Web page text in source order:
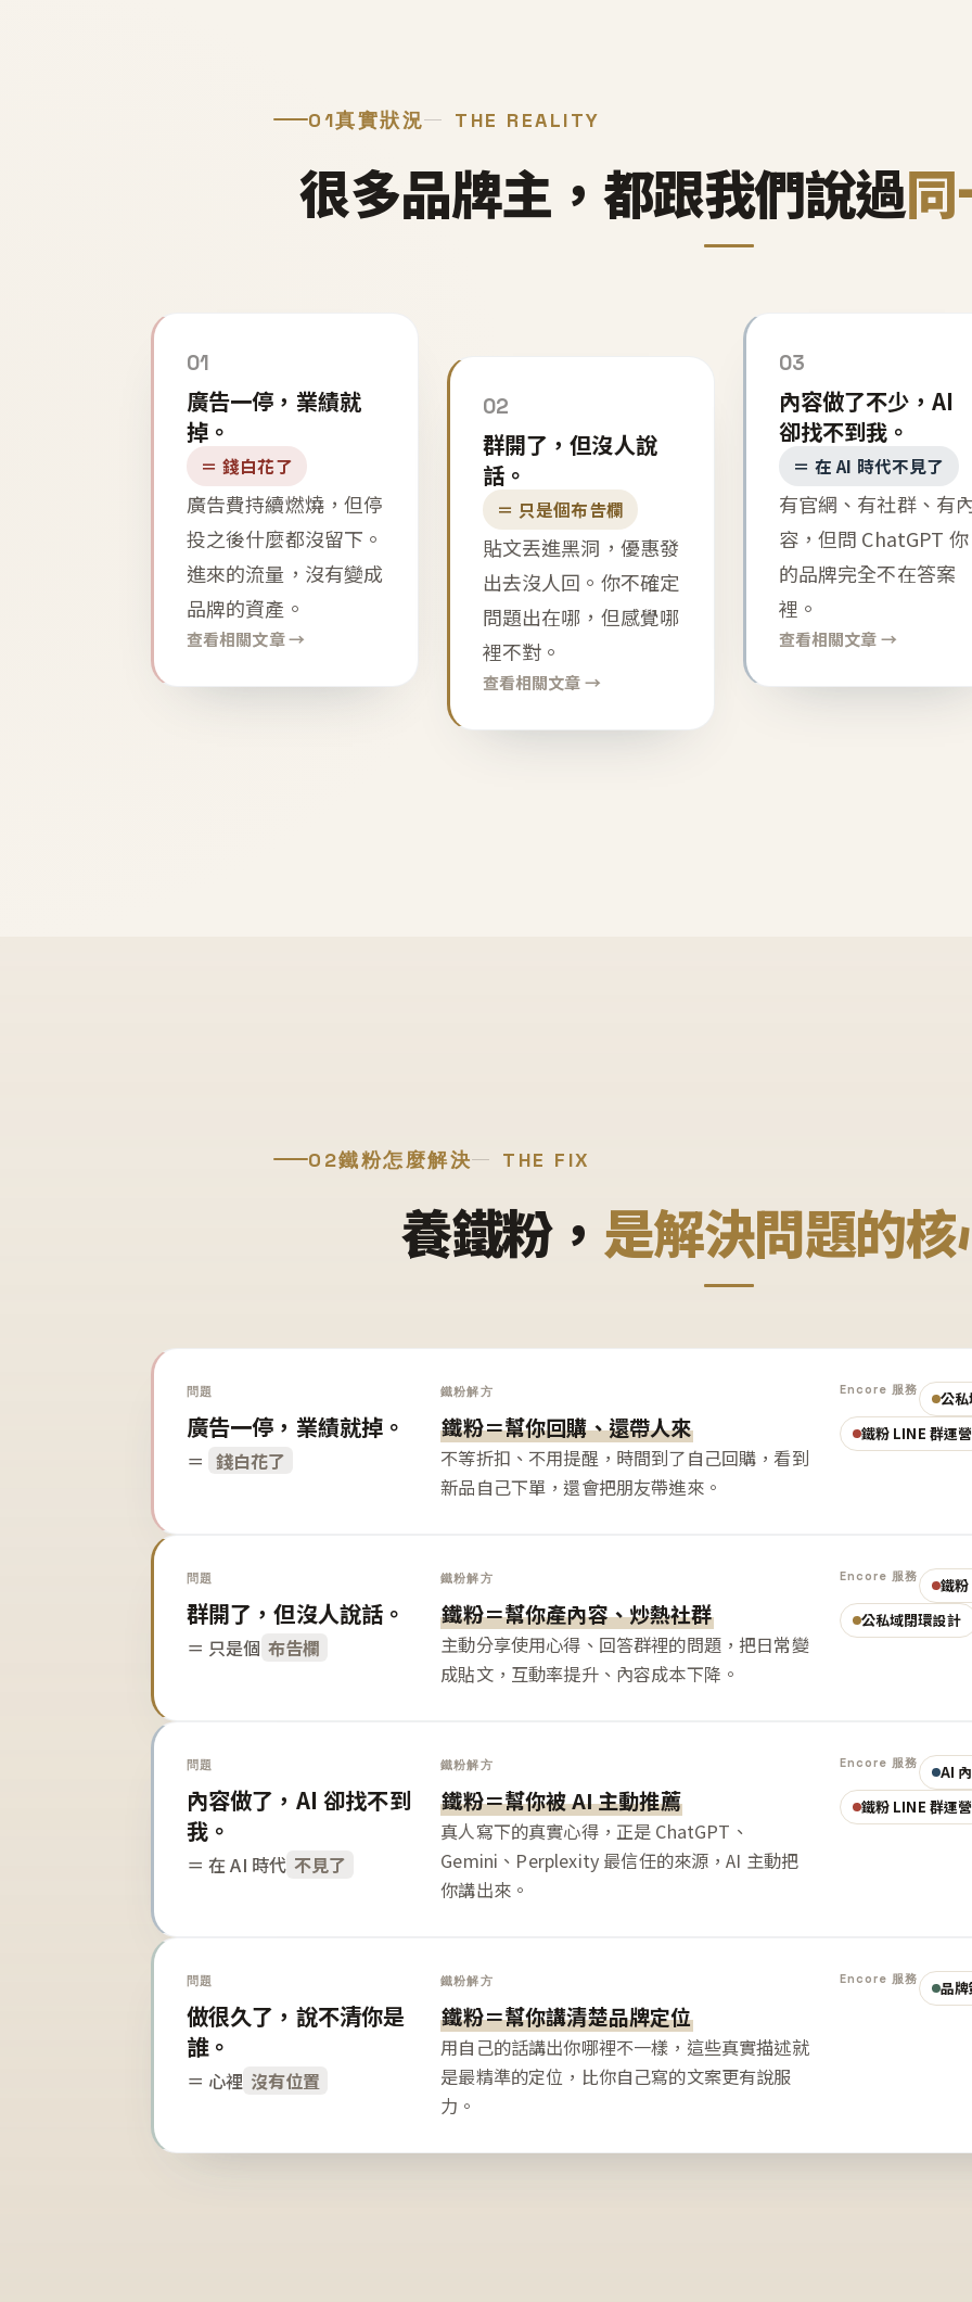
01真實狀況 THE REALITY
很多品牌主，都跟我們說過同
01
廣告一停，業績就
掉。
＝ 錢白花了
廣告費持續燃燒，但停
投之後什麼都沒留下。
進來的流量，沒有變成
品牌的資產。
查看相關文章 →
02
群開了，但沒人說
話。
＝ 只是個布告欄
貼文丟進黑洞，優惠發
出去沒人回。你不確定
問題出在哪，但感覺哪
裡不對。
查看相關文章 →
03
內容做了不少，AI
卻找不到我。
＝ 在 AI 時代不見了
有官網、有社群、有
容，但問 ChatGPT 你
的品牌完全不在答案
裡。
查看相關文章 →
02鐵粉怎麼解決 THE FIX
養鐵粉， 是解決問題的
問題
廣告一停，業績就掉。
＝ 錢白花了
鐵粉解方
鐵粉＝幫你回購、還帶人來
不等折扣、不用提醒，時間到了自己回購，看到
新品自己下單，還會把朋友帶進來。
Encore 服務
公
鐵粉 LINE 群運營
問題
群開了，但沒人說話。
＝ 只是個 布告欄
鐵粉解方
鐵粉＝幫你產內容、炒熱社群
主動分享使用心得、回答群裡的問題，把日常變
成貼文，互動率提升、內容成本下降。
Encore 服務
鐵
公私域閉環設計
問題
內容做了，AI 卻找不到
我。
＝ 在 AI 時代 不見了
鐵粉解方
鐵粉＝幫你被 AI 主動推薦
真人寫下的真實心得，正是 ChatGPT、
Gemini、Perplexity 最信任的來源，AI 主動把
你講出來。
Encore 服務
AI
鐵粉 LINE 群運營
問題
做很久了，說不清你是
誰。
＝ 心裡 沒有位置
鐵粉解方
鐵粉＝幫你講清楚品牌定位
用自己的話講出你哪裡不一樣，這些真實描述就
是最精準的定位，比你自己寫的文案更有說服
力。
Encore 服務 品